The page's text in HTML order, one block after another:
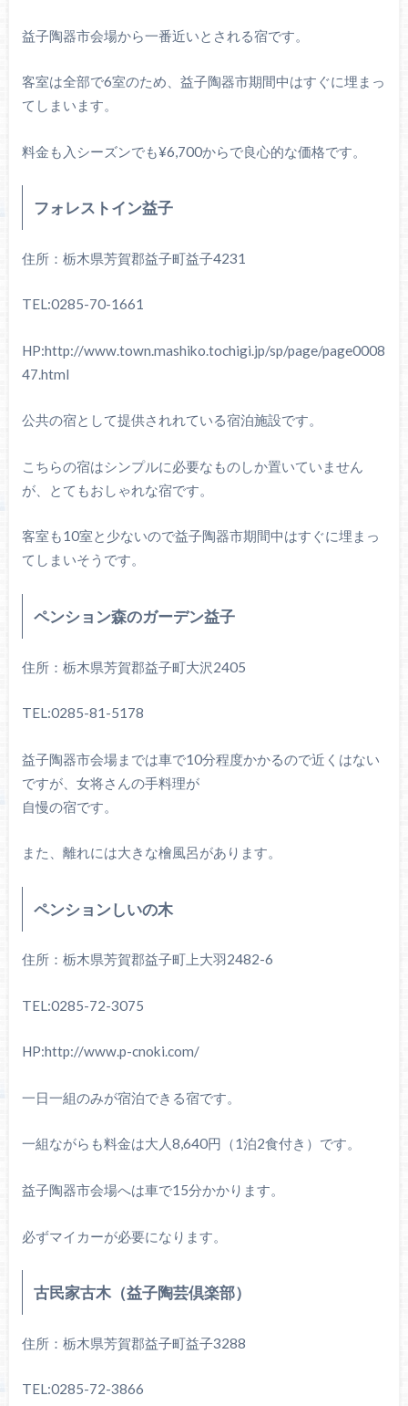
益子陶器市会場から一番近いとされる宿です。
客室は全部で6室のため、益子陶器市期間中はすぐに埋まっ
てしまいます。
料金も入シーズンでも¥6,700からで良心的な価格です。
フォレストイン益子
住所：栃木県芳賀郡益子町益子4231
TEL:0285-70-1661
HP:http://www.town.mashiko.tochigi.jp/sp/page/page0008
47.html
公共の宿として提供されれている宿泊施設です。
こちらの宿はシンプルに必要なものしか置いていません
が、とてもおしゃれな宿です。
客室も10室と少ないので益子陶器市期間中はすぐに埋まっ
てしまいそうです。
ペンション森のガーデン益子
住所：栃木県芳賀郡益子町大沢2405
TEL:0285-81-5178
益子陶器市会場までは車で10分程度かかるので近くはない
ですが、女将さんの手料理が
自慢の宿です。
また、離れには大きな檜風呂があります。
ペンションしいの木
住所：栃木県芳賀郡益子町上大羽2482-6
TEL:0285-72-3075
HP:http://www.p-cnoki.com/
一日一組のみが宿泊できる宿です。
一組ながらも料金は大人8,640円（1泊2食付き）です。
益子陶器市会場へは車で15分かかります。
必ずマイカーが必要になります。
古民家古木（益子陶芸倶楽部）
住所：栃木県芳賀郡益子町益子3288
TEL:0285-72-3866